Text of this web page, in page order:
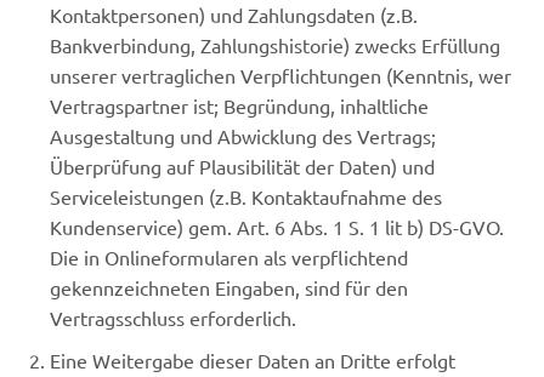
Kontaktpersonen) und Zahlungsdaten (z.B.
Bankverbindung, Zahlungshistorie) zwecks Erfüllung
unserer vertraglichen Verpflichtungen (Kenntnis, wer
Vertragspartner ist; Begründung, inhaltliche
Ausgestaltung und Abwicklung des Vertrags;
Überprüfung auf Plausibilität der Daten) und
Serviceleistungen (z.B. Kontaktaufnahme des
Kundenservice) gem. Art. 6 Abs. 1 S. 1 lit b) DS-GVO.
Die in Onlineformularen als verpflichtend
gekennzeichneten Eingaben, sind für den
Vertragsschluss erforderlich.
Eine Weitergabe dieser Daten an Dritte erfolgt